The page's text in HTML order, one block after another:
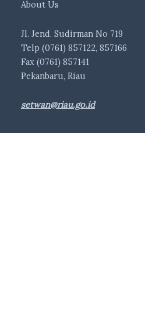
About Us
Jl. Jend. Sudirman No 719
Telp (0761) 857122, 857166
Fax (0761) 857141
Pekanbaru, Riau
setwan@riau.go.id